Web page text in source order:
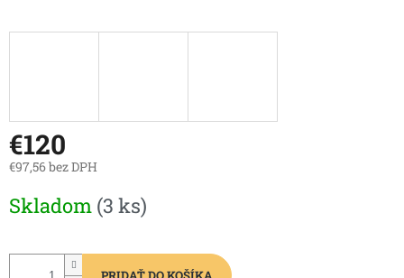
€120
€97,56 bez DPH
cena:
Skladom (3 ks)